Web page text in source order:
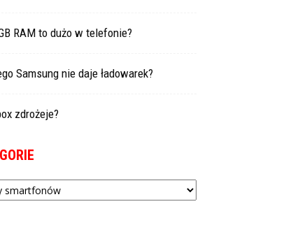
RAM to dużo w telefonie?
Samsung nie daje ładowarek?
zdrożeje?